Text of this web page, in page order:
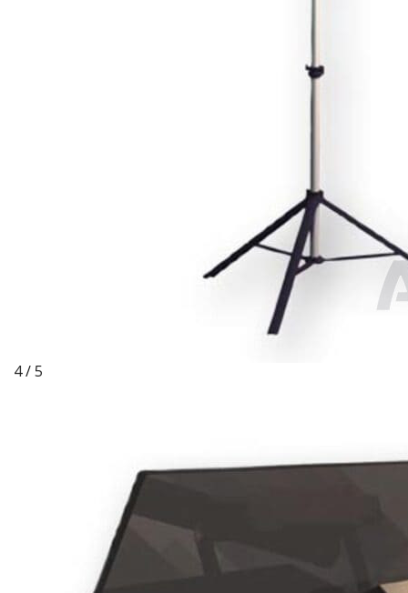
4 / 5